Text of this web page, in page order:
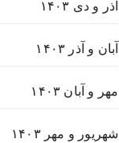
آذر و دی ۱۴۰۳
آبان و آذر ۱۴۰۳
مهر و آبان ۱۴۰۳
شهریور و مهر ۱۴۰۳